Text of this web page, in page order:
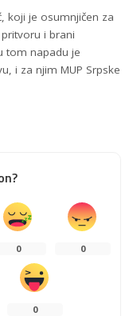
koji je osumnjičen za
i brani
tom napadu je
i za njim MUP Srpske
0 0
0